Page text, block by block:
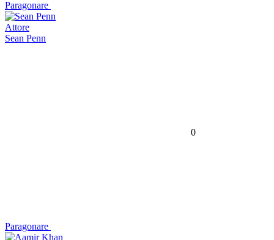
Paragonare
Attore
Sean Penn
0
Paragonare